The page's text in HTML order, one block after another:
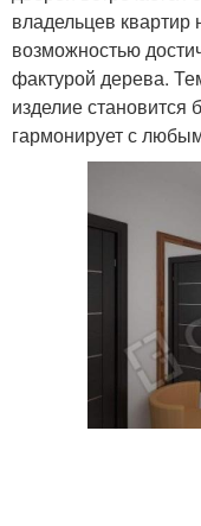
владельцев квартир
возможностью
фактурой дерева.
изделие
гармонирует с